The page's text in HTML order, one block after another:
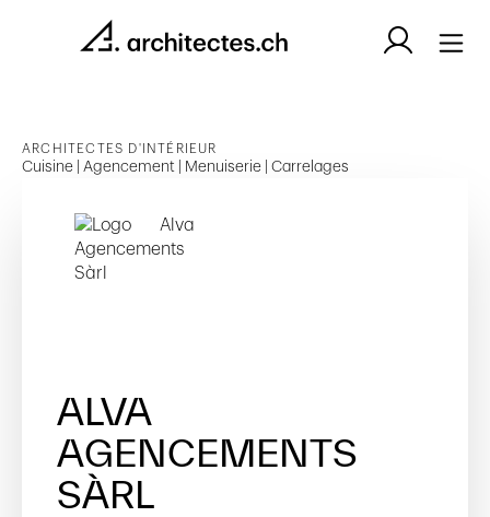
ARCHITECTES D'INTÉRIEUR
Cuisine | Agencement | Menuiserie | Carrelages
ALVA
AGENCEMENTS
SÀRL